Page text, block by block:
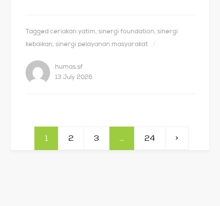
Taggedceriakan yatim ,sinergi foundation ,sinergi
kebaikan ,sinergi pelayanan masyarakat
humas.sf
13 July 2026
1 2 3 … 24 >